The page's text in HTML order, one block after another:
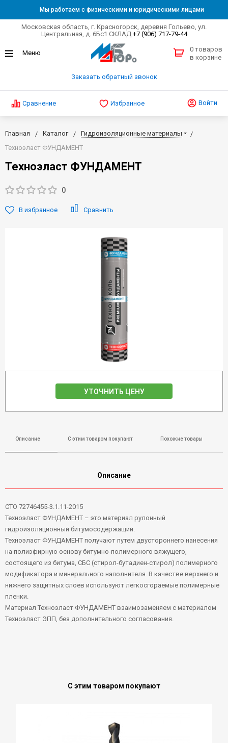
Мы работаем с физическими и юридическими лицами
Московская область, г. Красногорск, деревня Гольево, ул.
Центральная, д. 6Бс1 СКЛАД +7 (906) 717-79-44
Заказать обратный звонок
0 товаров
в корзине
Сравнение Избранное Войти
Главная Каталог
Гидроизоляционные материалы
Техноэласт ФУНДАМЕНТ
Техноэласт ФУНДАМЕНТ
0
В избранное Сравнить
УТОЧНИТЬ ЦЕНУ
Описание С этим товаром покупают Похожие товары
Описание
СТО 72746455-3.1.11-2015
Техноэласт ФУНДАМЕНТ – это материал рулонный
гидроизоляционный битумосодержащий.
Техноэласт ФУНДАМЕНТ получают путем двустороннего нанесения
на полиэфирную основу битумно-полимерного вяжущего,
состоящего из битума, СБС (стирол-бутадиен-стирол) полимерного
модификатора и минерального наполнителя. В качестве верхнего и
нижнего защитных слоев используют легкосгораемые полимерные
пленки.
Материал Техноэласт ФУНДАМЕНТ взаимозаменяем с материалом
Техноэласт ЭПП, без дополнительного согласования.
С этим товаром покупают